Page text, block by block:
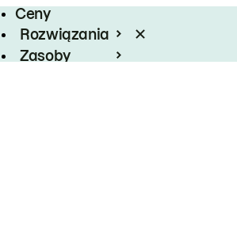
Ceny
Rozwiązania
Zasoby